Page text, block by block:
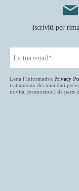
Iscriviti per
Letta l’informativa Privacy
trattamento dei miei dati
novità, promozioni) da parte